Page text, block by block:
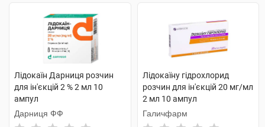
Лідокаїн Дарниця розчин
для ін'єкцій 2 % 2 мл 10
ампул
Дарниця ФФ
Лідокаїну гідрохлорид
розчин для ін'єкцій 20 мг/мл
2 мл 10 ампул
Галичфарм